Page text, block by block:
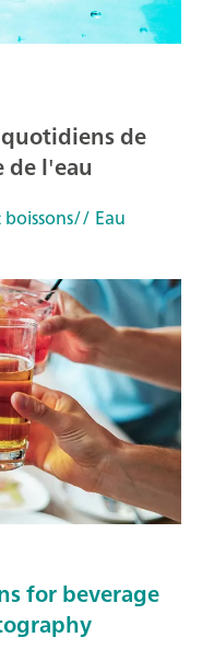
de
de l'eau
// Eau
for beverage